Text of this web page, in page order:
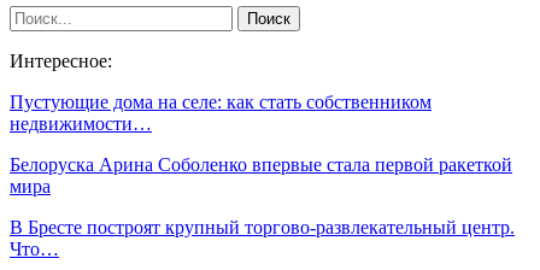
Интересное:
Пустующие дома на селе: как стать собственником
недвижимости…
Белоруска Арина Соболенко впервые стала первой ракеткой
мира
В Бресте построят крупный торгово-развлекательный центр.
Что…